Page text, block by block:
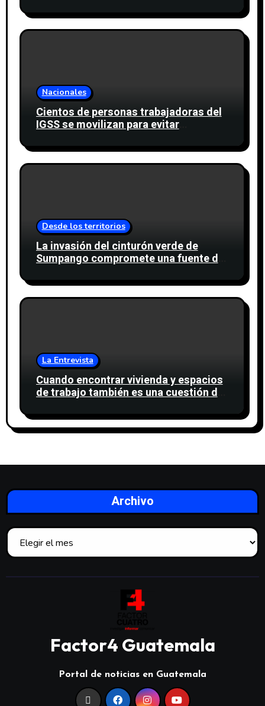
Nacionales
Cientos de personas trabajadoras del
IGSS se movilizan para evitar
Desde los territorios
La invasión del cinturón verde de
Sumpango compromete una fuente de
La Entrevista
Cuando encontrar vivienda y espacios
de trabajo también es una cuestión de
Archivo
Factor4 Guatemala
Portal de noticias en Guatemala